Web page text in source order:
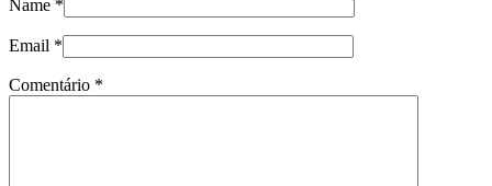
Name *
Email *
Comentário *